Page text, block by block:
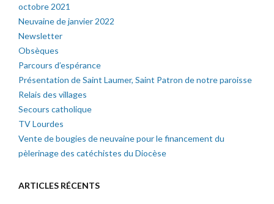
octobre 2021
Neuvaine de janvier 2022
Newsletter
Obsèques
Parcours d’espérance
Présentation de Saint Laumer, Saint Patron de notre paroisse
Relais des villages
Secours catholique
TV Lourdes
Vente de bougies de neuvaine pour le financement du
pèlerinage des catéchistes du Diocèse
ARTICLES RÉCENTS